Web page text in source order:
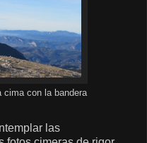
cima con la bandera
las